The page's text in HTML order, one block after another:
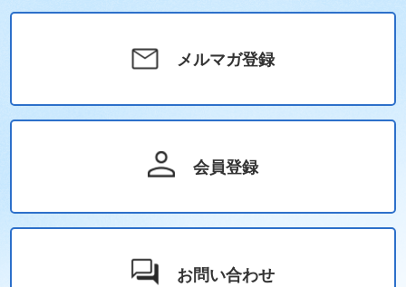
メルマガ登録
会員登録
お問い合わせ